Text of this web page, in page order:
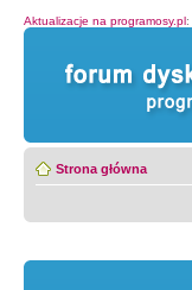
Aktualizacje na programosy.pl:
Strona główna